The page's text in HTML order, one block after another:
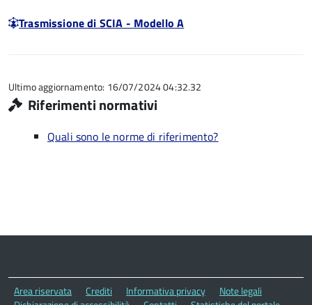
Trasmissione di SCIA - Modello A
Ultimo aggiornamento: 16/07/2024 04:32.32
Riferimenti normativi
Quali sono le norme di riferimento?
Area riservata Crediti Informativa privacy
Note legali